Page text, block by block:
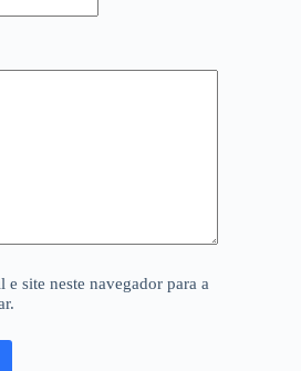
e site neste navegador para a